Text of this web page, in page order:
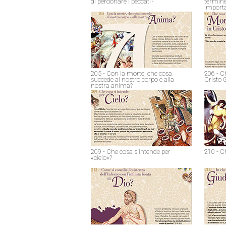
205 - Con la morte, che cosa
succede al nostro corpo e alla
nostra anima?
206 -
Cristo
209 - Che cosa s'intende per
«cielo»?
210 -